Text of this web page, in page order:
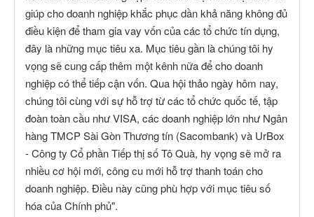
giúp cho doanh nghiệp khắc phục dần khả năng không đủ
điều kiện để tham gia vay vốn của các tổ chức tín dụng,
đây là những mục tiêu xa. Mục tiêu gần là chúng tôi hy
vọng sẽ cung cấp thêm một kênh nữa để cho doanh
nghiệp có thể tiếp cận vốn. Qua hội thảo ngày hôm nay,
chúng tôi cùng với sự hỗ trợ từ các tổ chức quốc tế, tập
đoàn toàn cầu như VISA, các doanh nghiệp lớn như Ngân
hàng TMCP Sài Gòn Thương tín (Sacombank) và UrBox
- Công ty Cổ phần Tiếp thị số Tô Quà, hy vọng sẽ mở ra
nhiều cơ hội mới, công cu mới hỗ trợ thanh toán cho
doanh nghiệp. Điều này cũng phù hợp với mục tiêu số
hóa của Chính phủ".